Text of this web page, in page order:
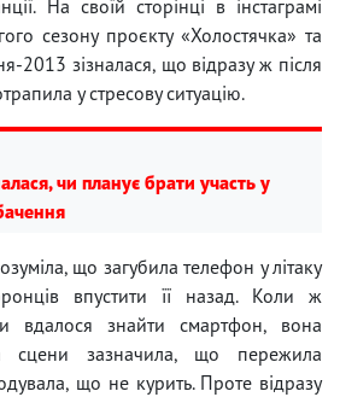
На своїй сторінці в інстаграмі
сезону проєкту «Холостячка» та
2013 зізналася, що відразу ж після
у стресову ситуацію.
чи планує брати участь у
що загубила телефон у літаку
впустити її назад. Коли ж
вдалося знайти смартфон, вона
сцени зазначила, що пережила
що не курить. Проте відразу